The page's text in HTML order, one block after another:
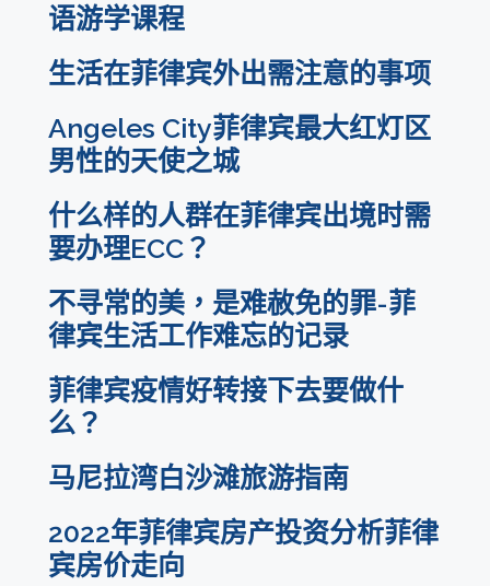
语游学课程
生活在菲律宾外出需注意的事项
Angeles City菲律宾最大红灯区
男性的天使之城
什么样的人群在菲律宾出境时需
要办理ECC？
不寻常的美，是难赦免的罪-菲
律宾生活工作难忘的记录
菲律宾疫情好转接下去要做什
么？
马尼拉湾白沙滩旅游指南
2022年菲律宾房产投资分析菲律
宾房价走向